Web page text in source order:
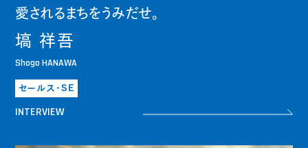
愛されるまちをうみだせ。
塙 祥吾
Shogo HANAWA
セールス・SE
INTERVIEW